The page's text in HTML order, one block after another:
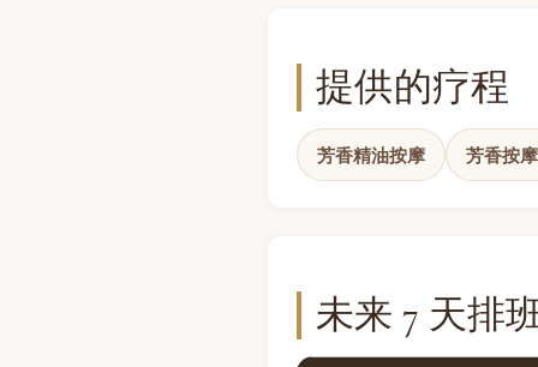
提供的疗程
芳香精油按摩 芳香按
未来 7 天排